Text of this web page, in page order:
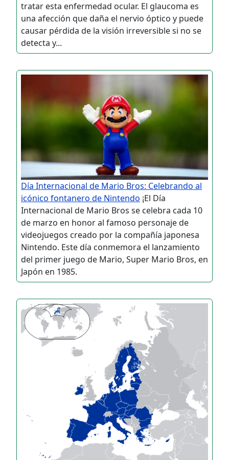
tratar esta enfermedad ocular. El glaucoma es
una afección que daña el nervio óptico y puede
causar pérdida de la visión irreversible si no se
detecta y...
Día Internacional de Mario Bros: Celebrando al
icónico fontanero de Nintendo ¡El Día
Internacional de Mario Bros se celebra cada 10
de marzo en honor al famoso personaje de
videojuegos creado por la compañía japonesa
Nintendo. Este día conmemora el lanzamiento
del primer juego de Mario, Super Mario Bros, en
Japón en 1985.